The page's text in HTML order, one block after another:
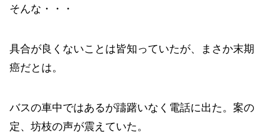
そんな・・・
具合が良くないことは皆知っていたが、まさか末期
癌だとは。
バスの車中ではあるが躊躇いなく電話に出た。案の
定、坊枝の声が震えていた。